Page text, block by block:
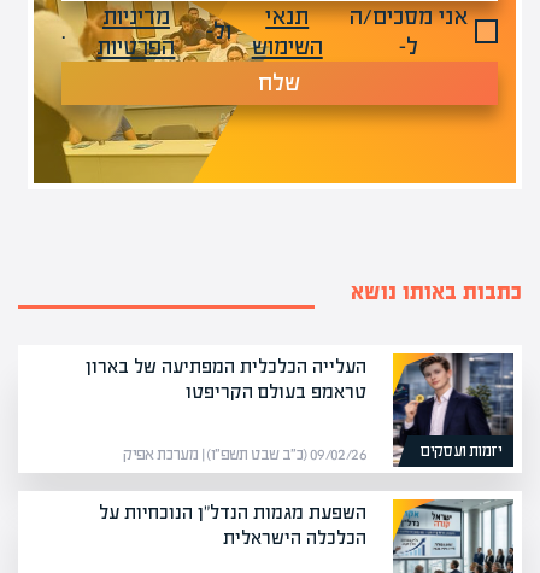
אני מסכים/ה
ל-
תנאי
השימוש
ול-
מדיניות
הפרטיות
.
שלח
כתבות באותו נושא
יזמות ועסקים
העלייה הכלכלית המפתיעה של בארון
טראמפ בעולם הקריפטו
09/02/26 (כ״ב שבט תשפ״ו) | מערכת אפיק
השפעת מגמות הנדל"ן הנוכחיות על
הכלכלה הישראלית